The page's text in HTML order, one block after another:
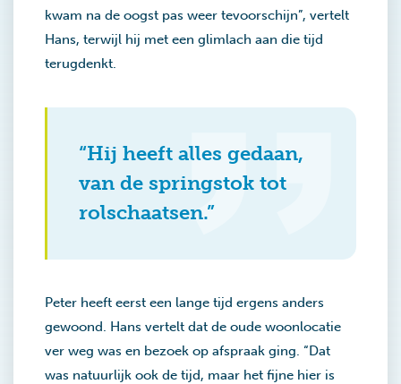
kwam na de oogst pas weer tevoorschijn”, vertelt
Hans, terwijl hij met een glimlach aan die tijd
terugdenkt.
“Hij heeft alles gedaan,
van de springstok tot
rolschaatsen.”
Peter heeft eerst een lange tijd ergens anders
gewoond. Hans vertelt dat de oude woonlocatie
ver weg was en bezoek op afspraak ging. “Dat
was natuurlijk ook de tijd, maar het fijne hier is